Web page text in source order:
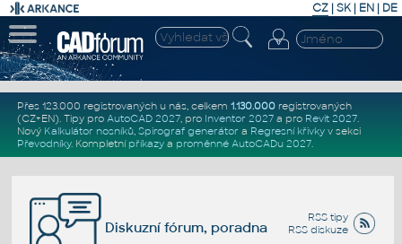
CZ | SK| EN | DE
Přes 123.000 registrovaných u nás, celkem 1.130.000registrovaných
(CZ+EN). Tipy pro AutoCAD 2027, pro Inventor 2027a pro Revit 2027.
Nový Kalkulátor nosníků, Spirograf generátor a Regresní křivkyv sekci
Převodníky. Kompletní příkazya proměnné AutoCADu 2027.
RSS tipy
RSS diskuze
Diskuzní fórum, poradna